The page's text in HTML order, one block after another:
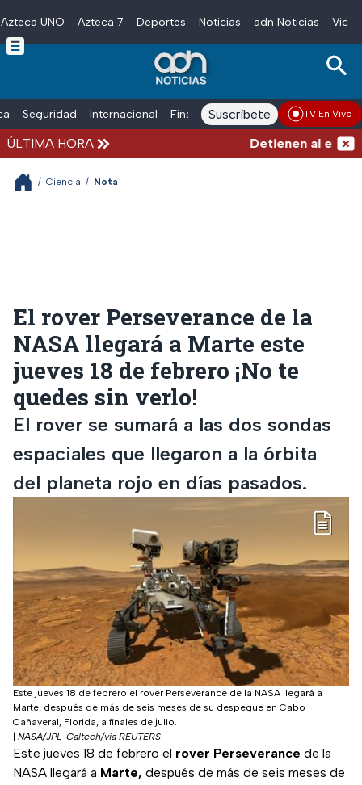
Skip to main content
Azteca UNO Azteca 7 Deportes Noticias adn Noticias
Seguridad Internacional Finanzas adn Noticias Radio
Suscríbete TV En Vivo
ÚLTIMA HORA Detienen al
/ Ciencia / Nota
El rover Perseverance de la
NASA llegará a Marte este
jueves 18 de febrero ¡No te
quedes sin verlo!
El rover se sumará a las dos sondas
espaciales que llegaron a la órbita
del planeta rojo en días pasados.
Este jueves 18 de febrero el rover Perseverance de la NASA llegará a
Marte, después de más de seis meses de su despegue en Cabo
Cañaveral, Florida, a finales de julio.
NASA/JPL-Caltech/via REUTERS
Este jueves 18 de febrero el rover Perseverance de la
NASA llegará a Marte, después de más de seis meses de